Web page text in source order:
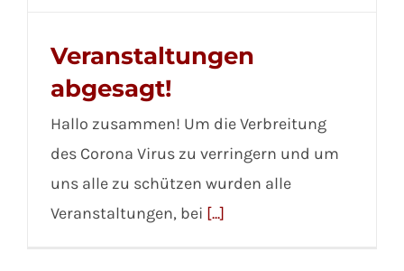
Veranstaltungen
abgesagt!
Hallo zusammen! Um die Verbreitung
des Corona Virus zu verringern und um
uns alle zu schützen wurden alle
Veranstaltungen, bei [...]